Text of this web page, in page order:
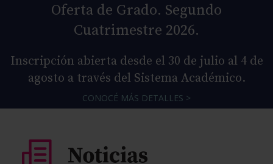
Oferta de Grado. Segundo
Cuatrimestre 2026.
Inscripción abierta desde el 30 de julio al 4 de
agosto a través del Sistema Académico.
CONOCÉ MÁS DETALLES >